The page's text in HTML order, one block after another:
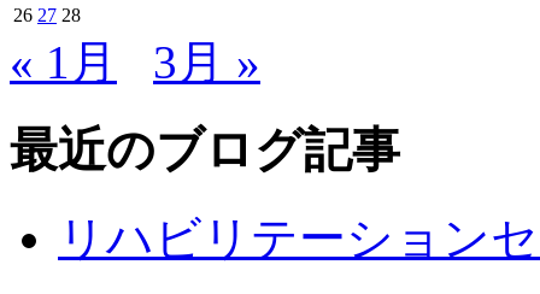
26 27 28
« 1月 3月 »
最近のブログ記事
リハビリテーション